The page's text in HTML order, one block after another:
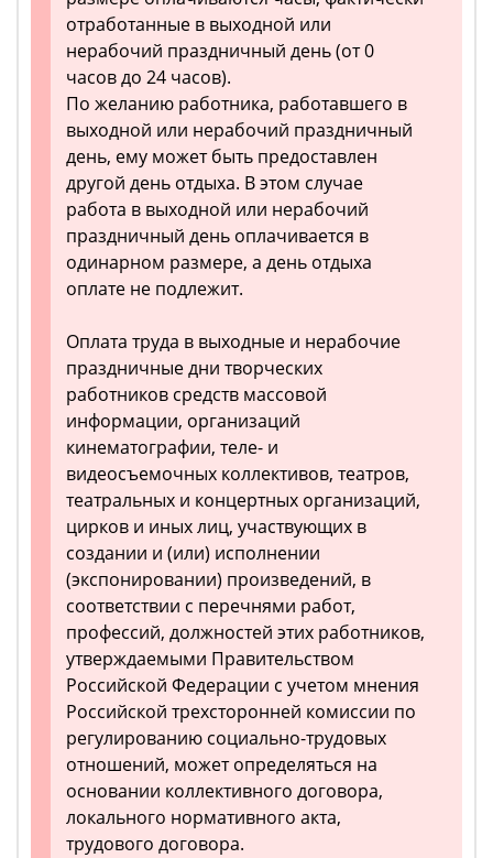
отработанные в выходной или
нерабочий праздничный день (от 0
часов до 24 часов).
По желанию работника, работавшего в
выходной или нерабочий праздничный
день, ему может быть предоставлен
другой день отдыха. В этом случае
работа в выходной или нерабочий
праздничный день оплачивается в
одинарном размере, а день отдыха
оплате не подлежит.
Оплата труда в выходные и нерабочие
праздничные дни творческих
работников средств массовой
информации, организаций
кинематографии, теле- и
видеосъемочных коллективов, театров,
театральных и концертных организаций,
цирков и иных лиц, участвующих в
создании и (или) исполнении
(экспонировании) произведений, в
соответствии с перечнями работ,
профессий, должностей этих работников,
утверждаемыми Правительством
Российской Федерации с учетом мнения
Российской трехсторонней комиссии по
регулированию социально-трудовых
отношений, может определяться на
основании коллективного договора,
локального нормативного акта,
трудового договора.